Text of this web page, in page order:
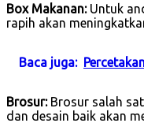
Box Makanan:Untuk
rapih akan
Baca juga:
Brosur:Brosur salah
dan desain baik akan